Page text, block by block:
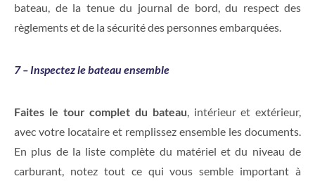
bateau, de la tenue du journal de bord, du respect des
règlements et de la sécurité des personnes embarquées.
7 – Inspectez le bateau ensemble
Faites le tour complet du bateau, intérieur et extérieur,
avec votre locataire et remplissez ensemble les documents.
En plus de la liste complète du matériel et du niveau de
carburant, notez tout ce qui vous semble important à